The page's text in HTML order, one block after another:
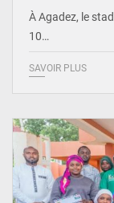
À Agadez, le
10…
SAVOIR PLUS